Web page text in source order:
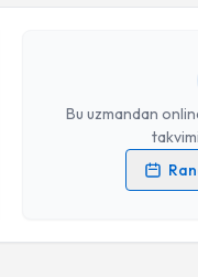
Bu uzmandan
Kişisel verilerimin